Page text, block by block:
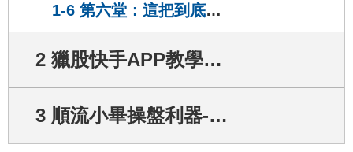
1-6 第六堂：這把到底該不該進場？
2 獵股快手APP教學攻略
3 順流小畢操盤利器-獵股快手PC教學
吳小姐
正在上 第二堂：熟悉金融工具的特性
正在上
第六堂：這把到底該不該進場？